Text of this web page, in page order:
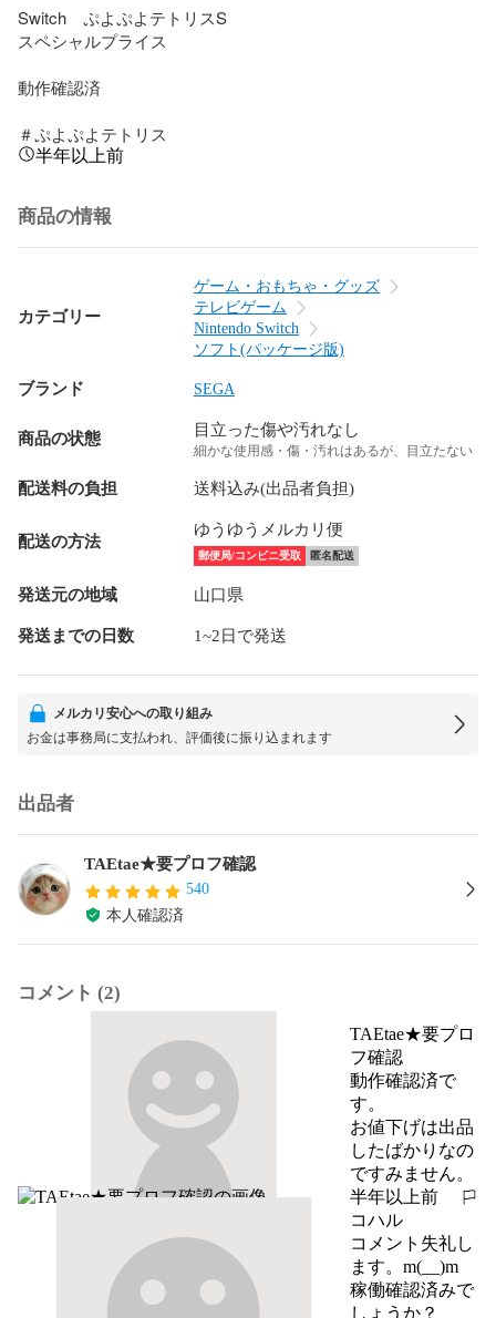
Switch　ぷよぷよテトリスS
スペシャルプライス
動作確認済
＃ぷよぷよテトリス
半年以上前
商品の情報
カテゴリー
ゲーム・おもちゃ・グッズ
テレビゲーム
Nintendo Switch
ソフト(パッケージ版)
ブランド SEGA
商品の状態 目立った傷や汚れなし
細かな使用感・傷・汚れはあるが、目立たない
配送料の負担 送料込み(出品者負担)
配送の方法
ゆうゆうメルカリ便
郵便局/コンビニ受取 匿名配送
発送元の地域 山口県
発送までの日数 1~2日で発送
メルカリ安心への取り組み
お金は事務局に支払われ、評価後に振り込まれます
出品者
TAEtae★要プロフ確認
540
本人確認済
コメント (2)
TAEtae★要プロ
フ確認
動作確認済で
す。
お値下げは出品
したばかりなの
ですみません。
半年以上前
報告する
コハル
コメント失礼し
ます。m(__)m
稼働確認済みで
しょうか？